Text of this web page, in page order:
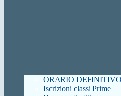
ORARIO
Iscrizioni classi Prime